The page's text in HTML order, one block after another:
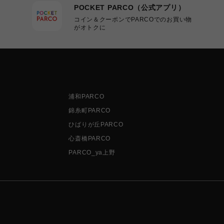
POCKET PARCO（公式アプリ）
コイン＆クーポンでPARCOでのお買い物
がオトクに
浦和PARCO
錦糸町PARCO
ひばりが丘PARCO
心斎橋PARCO
PARCO_ya上野